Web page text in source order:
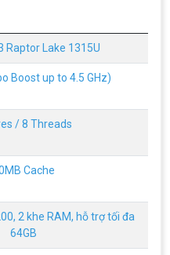
Raptor Lake 1315U
Boost up to 4.5 GHz)
/ 8 Threads
Cache
2 khe RAM, hỗ trợ tối đa
64GB